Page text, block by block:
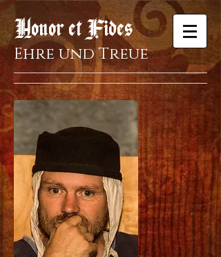
Honor et Fides
Ehre und Treue